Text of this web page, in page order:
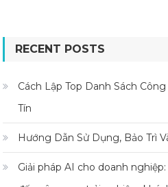
RECENT POSTS
Cách Lập Top Danh Sách
Tín
Hướng Dẫn Sử Dụng, Bảo Trì
Giải pháp AI cho doanh